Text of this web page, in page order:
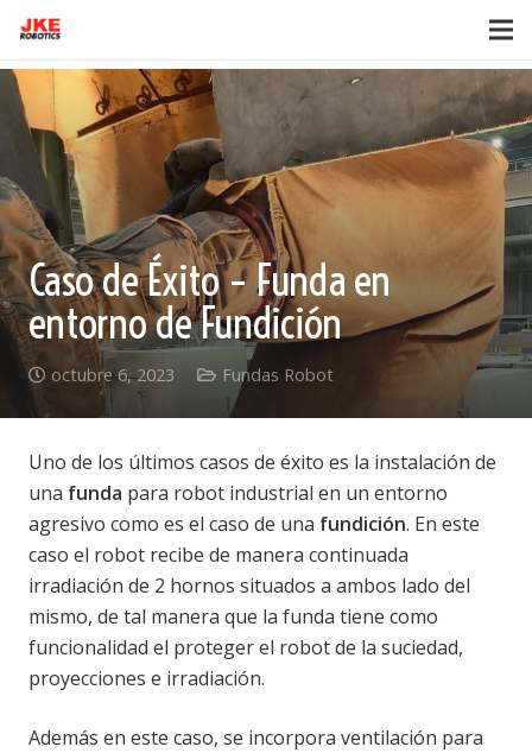
Caso de Éxito – Funda en
entorno de Fundición
octubre 6, 2023 Fundas Robot
Uno de los últimos casos de éxito es la instalación de
una funda para robot industrial en un entorno
agresivo como es el caso de una fundición. En este
caso el robot recibe de manera continuada
irradiación de 2 hornos situados a ambos lado del
mismo, de tal manera que la funda tiene como
funcionalidad el proteger el robot de la suciedad,
proyecciones e irradiación.
Además en este caso, se incorpora ventilación para